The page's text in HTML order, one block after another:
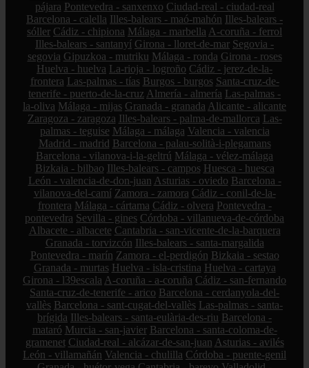
pájara Pontevedra - sanxenxo Ciudad-real - ciudad-real
Barcelona - calella Illes-balears - maó-mahón Illes-balears -
sóller Cádiz - chipiona Málaga - marbella A-coruña - ferrol
Illes-balears - santanyí Girona - lloret-de-mar Segovia -
segovia Gipuzkoa - mutriku Málaga - ronda Girona - roses
Huelva - huelva La-rioja - logroño Cádiz - jerez-de-la-
frontera Las-palmas - tías Burgos - burgos Santa-cruz-de-
tenerife - puerto-de-la-cruz Almería - almería Las-palmas -
la-oliva Málaga - mijas Granada - granada Alicante - alicante
Zaragoza - zaragoza Illes-balears - palma-de-mallorca Las-
palmas - teguise Málaga - málaga Valencia - valencia
Madrid - madrid Barcelona - palau-solità-i-plegamans
Barcelona - vilanova-i-la-geltrú Málaga - vélez-málaga
Bizkaia - bilbao Illes-balears - campos Huesca - huesca
León - valencia-de-don-juan Asturias - oviedo Barcelona -
vilanova-del-camí Zamora - zamora Cádiz - conil-de-la-
frontera Málaga - cártama Cádiz - olvera Pontevedra -
pontevedra Sevilla - gines Córdoba - villanueva-de-córdoba
Albacete - albacete Cantabria - san-vicente-de-la-barquera
Granada - torvizcón Illes-balears - santa-margalida
Pontevedra - marín Zamora - el-perdigón Bizkaia - sestao
Granada - murtas Huelva - isla-cristina Huelva - cartaya
Girona - l39escala A-coruña - a-coruña Cádiz - san-fernando
Santa-cruz-de-tenerife - arico Barcelona - cerdanyola-del-
vallès Barcelona - sant-cugat-del-vallès Las-palmas - santa-
brígida Illes-balears - santa-eulària-des-riu Barcelona -
mataró Murcia - san-javier Barcelona - santa-coloma-de-
gramenet Ciudad-real - alcázar-de-san-juan Asturias - avilés
León - villamañán Valencia - chulilla Córdoba - puente-genil